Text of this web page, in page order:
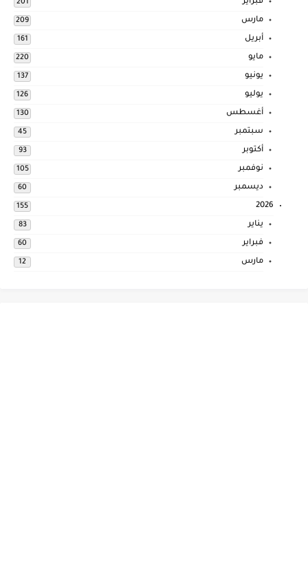
201
مارس 209
أبريل 161
مايو 220
يونيو 137
يوليو 126
أغسطس 130
سبتمبر 45
أكتوبر 93
نوفمبر 105
ديسمبر 60
2026
155
يناير 83
فبراير 60
مارس 12